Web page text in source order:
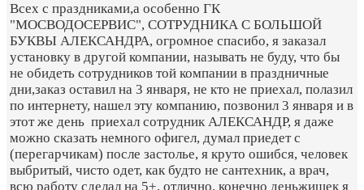
Всех с праздниками,а особенно ГК
"МОСВОДОСЕРВИС", СОТРУДНИКА С БОЛЬШОЙ
БУКВЫ АЛЕКСАНДРА, огромное спасибо, я заказал
установку в другой компании, называть не буду, что бы
не обидеть сотрудников той компании в праздничные
дни,заказ оставил на 3 января, не кто не приехал, полазил
по интернету, нашел эту компанию, позвонил 3 января и в
этот же день приехал сотрудник АЛЕКСАНДР, я даже
можно сказать немного офигел, думал приедет с
(перегарчикам) после застолье, я круто ошибся, человек
выбритый, чисто одет, как будто не сантехник, а врач,
всю работу сделал на 5+, отлично, конечно деньжишек я